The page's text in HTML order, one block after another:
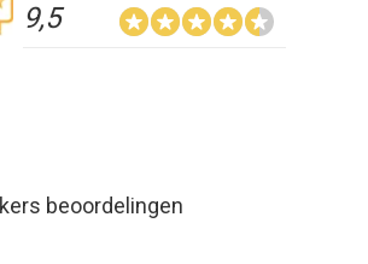
9,5
beoordelingen